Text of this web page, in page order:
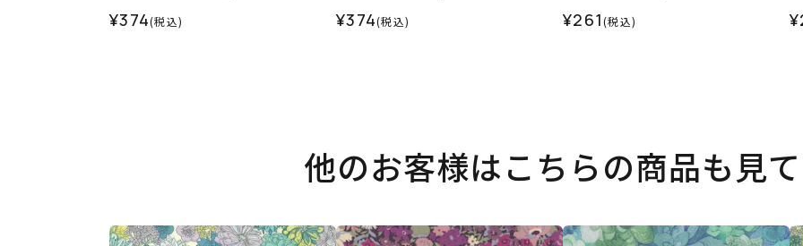
¥374(税込) ¥374(税込) ¥261(税込)
他のお客様はこちらの商品も見